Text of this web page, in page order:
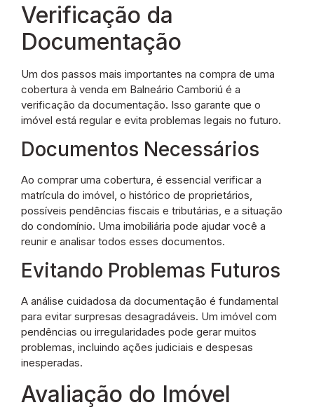
Verificação da
Documentação
Um dos passos mais importantes na compra de uma
cobertura à venda em Balneário Camboriú é a
verificação da documentação. Isso garante que o
imóvel está regular e evita problemas legais no futuro.
Documentos Necessários
Ao comprar uma cobertura, é essencial verificar a
matrícula do imóvel, o histórico de proprietários,
possíveis pendências fiscais e tributárias, e a situação
do condomínio. Uma imobiliária pode ajudar você a
reunir e analisar todos esses documentos.
Evitando Problemas Futuros
A análise cuidadosa da documentação é fundamental
para evitar surpresas desagradáveis. Um imóvel com
pendências ou irregularidades pode gerar muitos
problemas, incluindo ações judiciais e despesas
inesperadas.
Avaliação do Imóvel